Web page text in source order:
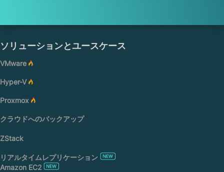
ソリューションとユースケース
VMware
Hyper-V
Proxmox
クラウドへのバックアップ
ZStack
リアルタイムレプリケーション
Amazon EC2